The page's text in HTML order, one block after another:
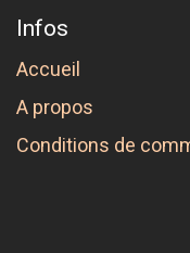
Infos
Accueil
A propos
Conditions de